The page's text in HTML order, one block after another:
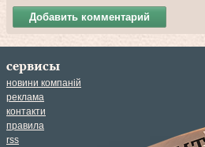
Добавить комментарий
сервисы
новини компаній
реклама
контакти
правила
rss